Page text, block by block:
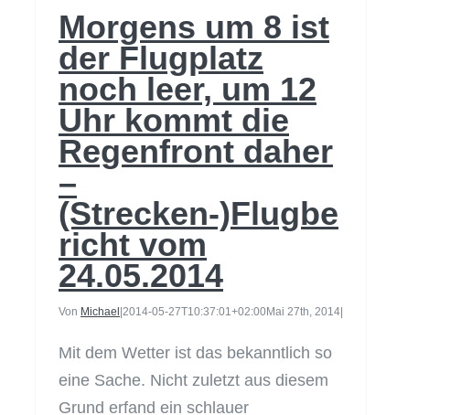
–
(Strecken-)Flugbericht
vom 24.05.2014
Morgens um 8 ist
der Flugplatz
noch leer, um 12
Uhr kommt die
Regenfront daher
–
(Strecken-)Flugbe
richt vom
24.05.2014
Von Michael 2014-05-27T10:37:01+02:00Mai 27th, 2014
Mit dem Wetter ist das bekanntlich so
eine Sache. Nicht zuletzt aus diesem
Grund erfand ein schlauer